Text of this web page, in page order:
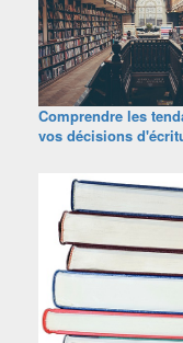
Comprendre les
vos décisions